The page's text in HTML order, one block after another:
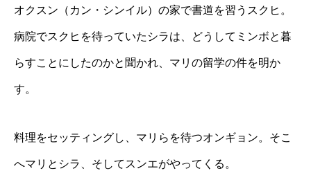
オクスン（カン・シンイル）の家で書道を習うスクヒ。
病院でスクヒを待っていたシラは、どうしてミンボと暮
らすことにしたのかと聞かれ、マリの留学の件を明か
す。
料理をセッティングし、マリらを待つオンギョン。そこ
へマリとシラ、そしてスンエがやってくる。